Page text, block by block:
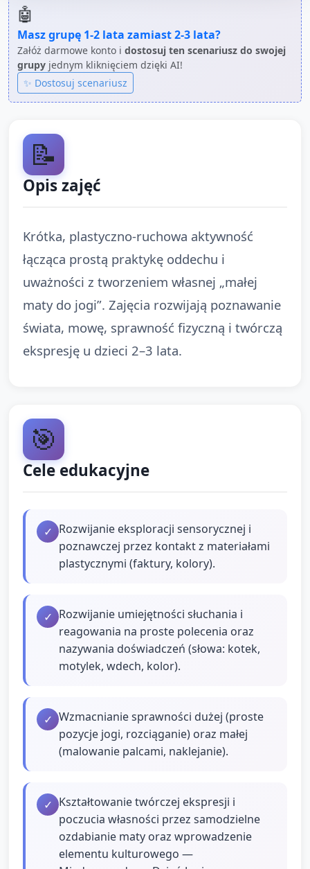
🤖
Masz grupę 1-2 lata zamiast2-3 lata?
Załóż darmowe konto i dostosuj ten scenariusz do swojej
grupy jednym kliknięciem dzięki AI!
✨ Dostosuj scenariusz
📝
Opis zajęć
Krótka, plastyczno-ruchowa aktywność
łącząca prostą praktykę oddechu i
uważności z tworzeniem własnej „małej
maty do jogi”. Zajęcia rozwijają poznawanie
świata, mowę, sprawność fizyczną i twórczą
ekspresję u dzieci 2–3 lata.
🎯
Cele edukacyjne
✓ Rozwijanie eksploracji sensorycznej i
poznawczej przez kontakt z materiałami
plastycznymi (faktury, kolory).
✓ Rozwijanie umiejętności słuchania i
reagowania na proste polecenia oraz
nazywania doświadczeń (słowa: kotek,
motylek, wdech, kolor).
✓ Wzmacnianie sprawności dużej (proste
pozycje jogi, rozciąganie) oraz małej
(malowanie palcami, naklejanie).
✓ Kształtowanie twórczej ekspresji i
poczucia własności przez samodzielne
ozdabianie maty oraz wprowadzenie
elementu kulturowego —